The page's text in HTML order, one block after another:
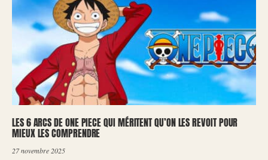
LES 6 ARCS DE ONE PIECE QUI MÉRITENT QU’ON LES REVOIT POUR
MIEUX LES COMPRENDRE
27 novembre 2025